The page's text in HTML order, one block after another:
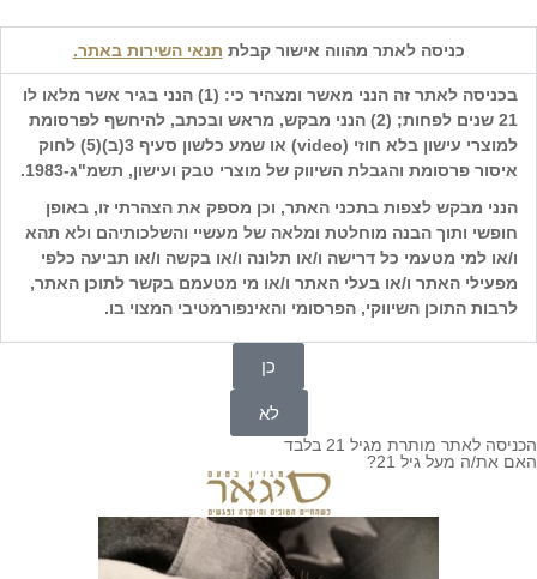
ינואר ב26, 2021
האם את/ה מעל גיל 21?
הכניסה לאתר מותרת מגיל 21 בלבד
לא
כן
כניסה לאתר מהווה אישור קבלת תנאי השירות באתר.
בכניסה לאתר זה הנני מאשר ומצהיר כי: (1) הנני בגיר אשר מלאו לו
21 שנים לפחות; (2) הנני מבקש, מראש ובכתב, להיחשף לפרסומת
למוצרי עישון בלא חוזי (video
) או שמע כלשון סעיף 3(ב)(5) לחוק
איסור פרסומת והגבלת השיווק של מוצרי טבק ועישון, תשמ"ג-1983.
הנני מבקש לצפות בתכני האתר, וכן מספק את הצהרתי זו, באופן
חופשי ותוך הבנה מוחלטת ומלאה של מעשיי והשלכותיהם ולא תהא
ו/או למי מטעמי כל דרישה ו/או תלונה ו/או בקשה ו/או תביעה כלפי
מפעילי האתר ו/או בעלי האתר ו/או מי מטעמם בקשר לתוכן האתר,
לרבות התוכן השיווקי, הפרסומי והאינפורמטיבי המצוי בו.